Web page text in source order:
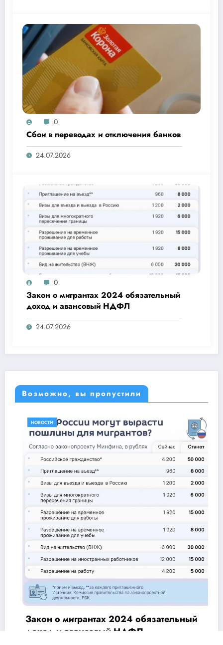
0
Сбои в переводах и отключения банков
24.07.2026
0
Закон о мигрантах 2024 обязательный
доход и авансовый НДФЛ
24.07.2026
Возможно, вы пропустили
НОВОСТИ
Закон о мигрантах 2024 обязательный
доход и авансовый НДФЛ